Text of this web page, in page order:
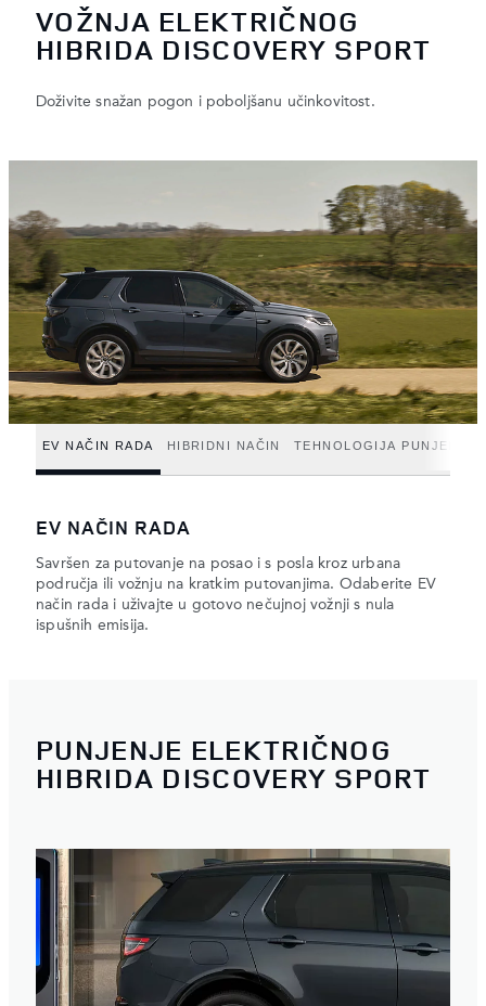
VOŽNJA ELEKTRIČNOG
HIBRIDA DISCOVERY SPORT
Doživite snažan pogon i poboljšanu učinkovitost.
EV NAČIN RADA HIBRIDNI NAČIN TEHNOLOGIJA PUNJENJA
EV NAČIN RADA
Savršen za putovanje na posao i s posla kroz urbana
područja ili vožnju na kratkim putovanjima. Odaberite EV
način rada i uživajte u gotovo nečujnoj vožnji s nula
ispušnih emisija.
PUNJENJE ELEKTRIČNOG
HIBRIDA DISCOVERY SPORT